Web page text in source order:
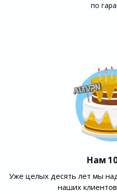
по
Нам
Уже целых десять лет мы
наших